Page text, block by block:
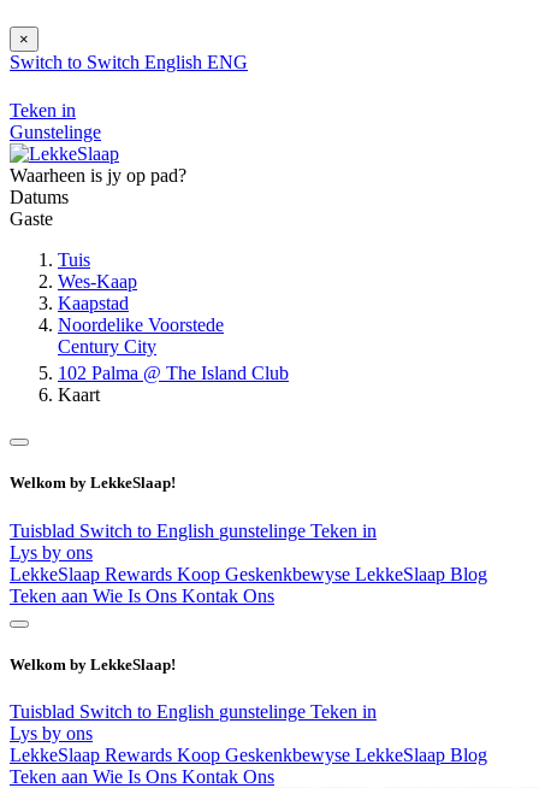
×
Switch to Switch English ENG
Teken in
Gunstelinge
Waarheen is jy op pad?
Datums
Gaste
Tuis
Wes-Kaap
Kaapstad
Noordelike Voorstede
Century City
102 Palma @ The Island Club
Kaart
Welkom by LekkeSlaap!
Tuisblad Switch to English gunstelinge Teken in
Lys by ons
LekkeSlaap Rewards Koop Geskenkbewyse LekkeSlaap Blog
Teken aan Wie Is Ons Kontak Ons
Welkom by LekkeSlaap!
Tuisblad Switch to English gunstelinge Teken in
Lys by ons
LekkeSlaap Rewards Koop Geskenkbewyse LekkeSlaap Blog
Teken aan Wie Is Ons Kontak Ons